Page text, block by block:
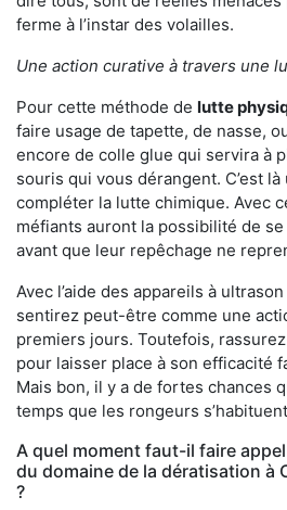
ferme à l’instar des volailles.
Une action curative à travers une
Pour cette méthode de lutte
faire usage de tapette, de nasse,
encore de colle glue qui servira à
souris qui vous dérangent. C’est
compléter la lutte chimique. Avec
méfiants auront la possibilité de
avant que leur repêchage ne
Avec l’aide des appareils à
sentirez peut-être comme une
premiers jours. Toutefois,
pour laisser place à son efficacité
Mais bon, il y a de fortes chances
temps que les rongeurs
A quel moment faut-il faire
du domaine de la dératisation à
?